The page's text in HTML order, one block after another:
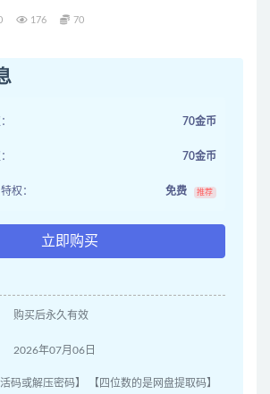
176 70
70金币
70金币
权： 免费 推荐
立即购买
购买后永久有效
2026年07月06日
码或解压密码】 【四位数的是网盘提取码】